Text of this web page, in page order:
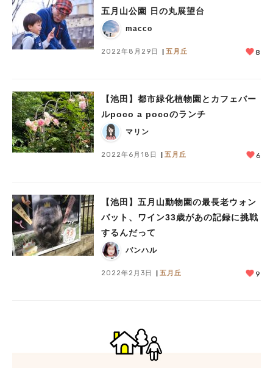
五月山公園 日の丸展望台
macco
2022年8月29日 五月丘 8
【池田】都市緑化植物園とカフェバー
ルpoco a pocoのランチ
マリン
2022年6月18日 五月丘 6
【池田】五月山動物園の最長老ウォン
バット、ワイン33歳があの記録に挑戦
するんだって
バンハル
2022年2月3日 五月丘 9